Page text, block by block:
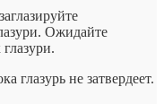
Ожидайте
глазурь не затвердеет.